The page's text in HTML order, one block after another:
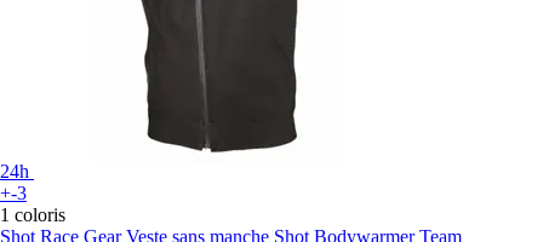
24h
+-3
1 coloris
Shot Race Gear Veste sans manche Shot Bodywarmer Team